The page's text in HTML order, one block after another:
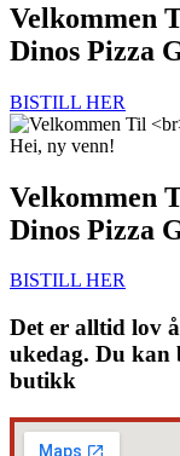
Velkommen
Dinos Pizza
BISTILL HER
Hei, ny venn!
Velkommen
Dinos Pizza
BISTILL HER
Det er alltid lov å
ukedag. Du kan
butikk